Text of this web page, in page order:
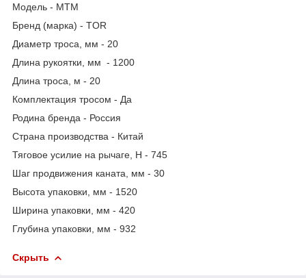
Модель - МТМ
Бренд (марка) - TOR
Диаметр троса, мм - 20
Длина рукоятки, мм - 1200
Длина троса, м - 20
Комплектация тросом - Да
Родина бренда - Россия
Страна производства - Китай
Тяговое усилие на рычаге, Н - 745
Шаг продвижения каната, мм - 30
Высота упаковки, мм - 1520
Ширина упаковки, мм - 420
Глубина упаковки, мм - 932
Скрыть